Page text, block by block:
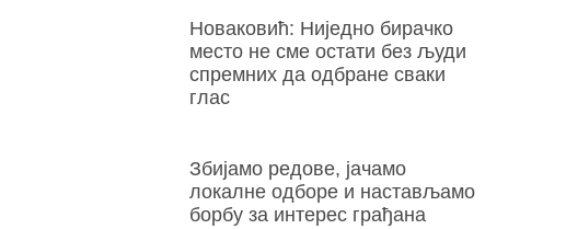
Новаковић: Ниједно бирачко
место не сме остати без људи
спремних да одбране сваки
глас
Збијамо редове, јачамо
локалне одборе и настављамо
борбу за интерес грађана